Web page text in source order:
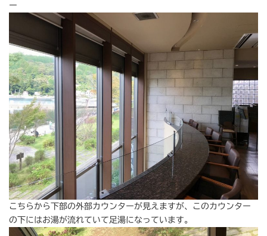
ー
こちらから下部の外部カウンターが見えますが、このカウンター
の下にはお湯が流れていて足湯になっています。